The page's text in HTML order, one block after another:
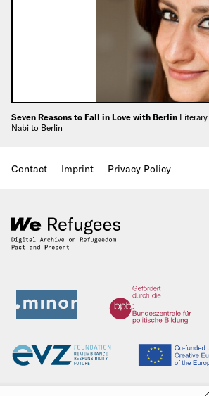
Seven Reasons to Fall in Love with Berlin
Nabi to Berlin
Contact Imprint Privacy Policy